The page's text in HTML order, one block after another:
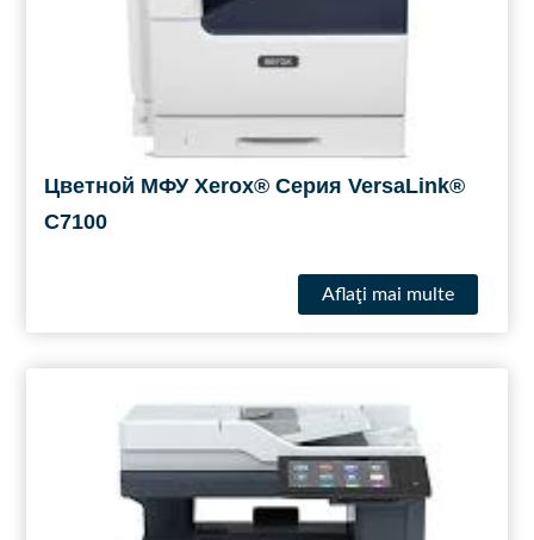
Цветной МФУ Xerox® Серия VersaLink®
C7100
Aflaţi mai multe